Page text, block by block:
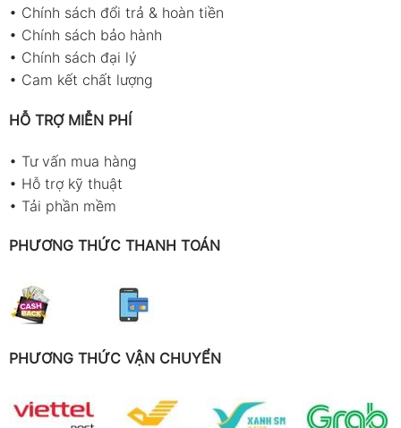
• Chính sách đổi trả & hoàn tiền
• Chính sách bảo hành
• Chính sách đại lý
• Cam kết chất lượng
HỖ TRỢ MIỄN PHÍ
• Tư vấn mua hàng
• Hỗ trợ kỹ thuật
• Tải phần mềm
PHƯƠNG THỨC THANH TOÁN
PHƯƠNG THỨC VẬN CHUYỂN